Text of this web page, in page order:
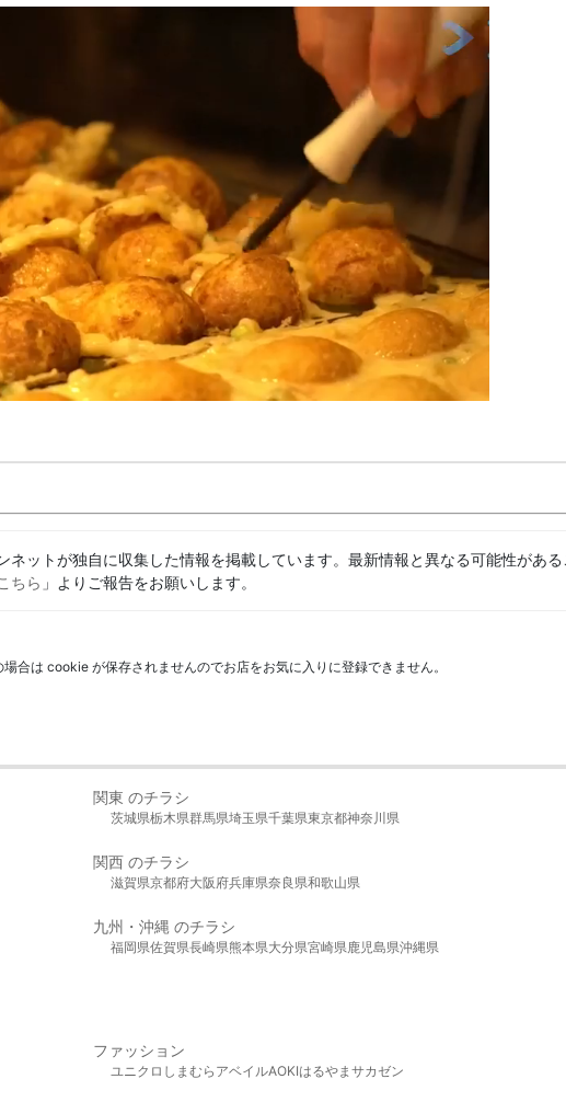
ットが独自に収集した情報を掲載しています。最新情報と異なる可能性があ
ちら 」よりご報告をお願いします。
合は cookie が保存されませんのでお店をお気に入りに登録できません。
関東 のチラシ
茨城県栃木県群馬県埼玉県千葉県東京都神奈川県
関西 のチラシ
滋賀県京都府大阪府兵庫県奈良県和歌山県
九州・沖縄 のチラシ
福岡県佐賀県長崎県熊本県大分県宮崎県鹿児島県沖縄県
ファッション
ユニクロ しまむら アベイルAOKIはるやま サカゼン